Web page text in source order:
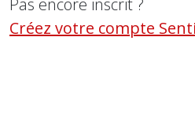
Pas encore inscrit ?
Créez votre compte